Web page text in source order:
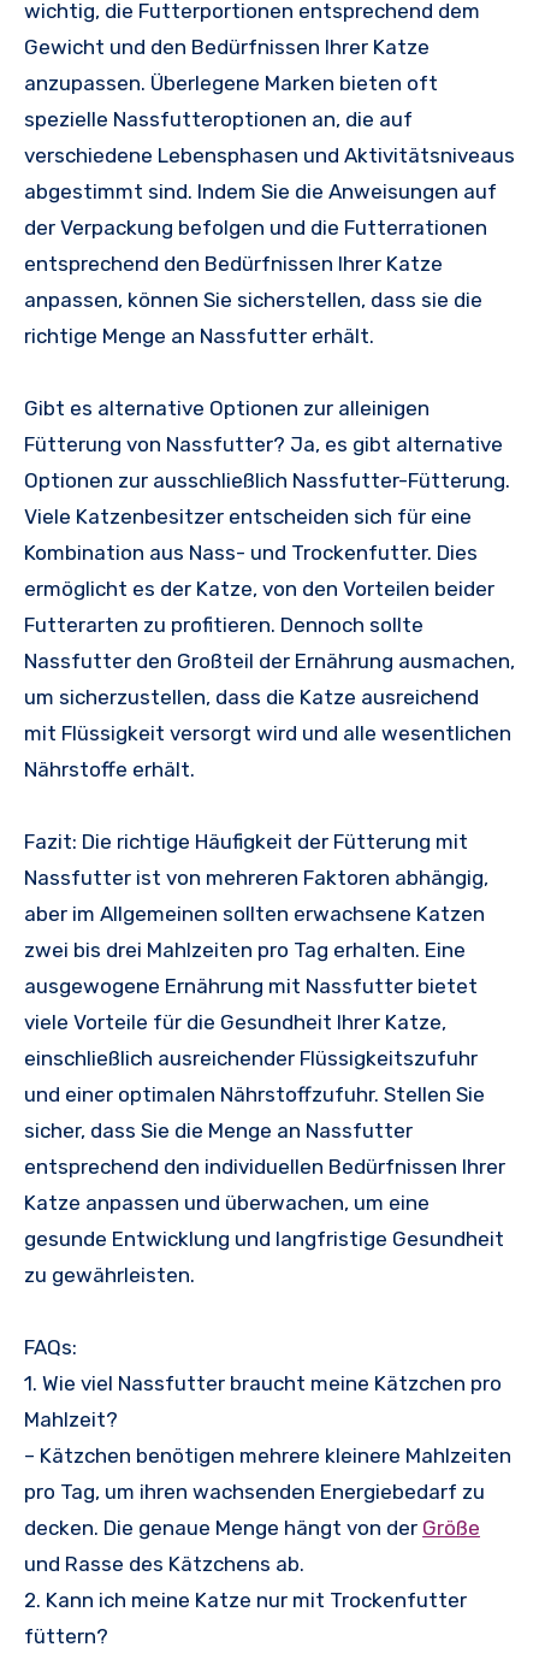
wichtig, die Futterportionen entsprechend dem
Gewicht und den Bedürfnissen Ihrer Katze
anzupassen. Überlegene Marken bieten oft
spezielle Nassfutteroptionen an, die auf
verschiedene Lebensphasen und Aktivitätsniveaus
abgestimmt sind. Indem Sie die Anweisungen auf
der Verpackung befolgen und die Futterrationen
entsprechend den Bedürfnissen Ihrer Katze
anpassen, können Sie sicherstellen, dass sie die
richtige Menge an Nassfutter erhält.
Gibt es alternative Optionen zur alleinigen
Fütterung von Nassfutter? Ja, es gibt alternative
Optionen zur ausschließlich Nassfutter-Fütterung.
Viele Katzenbesitzer entscheiden sich für eine
Kombination aus Nass- und Trockenfutter. Dies
ermöglicht es der Katze, von den Vorteilen beider
Futterarten zu profitieren. Dennoch sollte
Nassfutter den Großteil der Ernährung ausmachen,
um sicherzustellen, dass die Katze ausreichend
mit Flüssigkeit versorgt wird und alle wesentlichen
Nährstoffe erhält.
Fazit: Die richtige Häufigkeit der Fütterung mit
Nassfutter ist von mehreren Faktoren abhängig,
aber im Allgemeinen sollten erwachsene Katzen
zwei bis drei Mahlzeiten pro Tag erhalten. Eine
ausgewogene Ernährung mit Nassfutter bietet
viele Vorteile für die Gesundheit Ihrer Katze,
einschließlich ausreichender Flüssigkeitszufuhr
und einer optimalen Nährstoffzufuhr. Stellen Sie
sicher, dass Sie die Menge an Nassfutter
entsprechend den individuellen Bedürfnissen Ihrer
Katze anpassen und überwachen, um eine
gesunde Entwicklung und langfristige Gesundheit
zu gewährleisten.
FAQs:
1. Wie viel Nassfutter braucht meine Kätzchen pro
Mahlzeit?
– Kätzchen benötigen mehrere kleinere Mahlzeiten
pro Tag, um ihren wachsenden Energiebedarf zu
decken. Die genaue Menge hängt von der Größe
und Rasse des Kätzchens ab.
2. Kann ich meine Katze nur mit Trockenfutter
füttern?